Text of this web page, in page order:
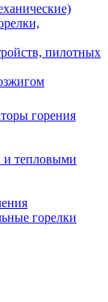
пилотных
горения
и тепловыми
горелки